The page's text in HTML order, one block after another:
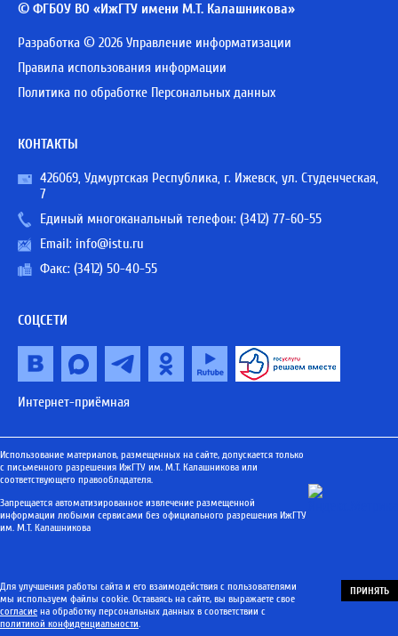
© ФГБОУ ВО «ИжГТУ имени М.Т. Калашникова»
Разработка © 2026 Управление информатизации
Правила использования информации
Политика по обработке Персональных данных
КОНТАКТЫ
426069, Удмуртская Республика, г. Ижевск, ул. Студенческая,
7
Единый многоканальный телефон: (3412) 77-60-55
Email: info@istu.ru
Факс: (3412) 50-40-55
СОЦСЕТИ
Интернет-приёмная
Использование материалов, размещенных на сайте, допускается только
с письменного разрешения ИжГТУ им. М.Т. Калашникова или
соответствующего правообладателя.
Запрещается автоматизированное извлечение размещенной
информации любыми сервисами без официального разрешения ИжГТУ
им. М.Т. Калашникова
Для улучшения работы сайта и его взаимодействия с пользователями
мы используем файлы cookie. Оставаясь на сайте, вы выражаете свое
согласие на обработку персональных данных в соответствии с
политикой конфиденциальности.
ПРИНЯТЬ